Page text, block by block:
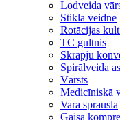
Lodveida
Stikla veidne
Rotācijas
TC gultnis
Skrāpju
Spirālveida
Vārsts
Medicīniskā
Vara sprausla
Gaisa